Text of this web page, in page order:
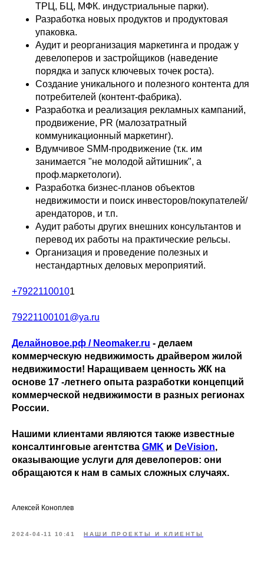
ТРЦ, БЦ, МФК. индустриальные парки).
Разработка новых продуктов и продуктовая
упаковка.
Аудит и реорганизация маркетинга и продаж у
девелоперов и застройщиков (наведение
порядка и запуск ключевых точек роста).
Создание уникального и полезного контента для
потребителей (контент-фабрика).
Разработка и реализация рекламных кампаний,
продвижение, PR (малозатратный
коммуникационный маркетинг).
Вдумчивое SMM-продвижение (т.к. им
занимается "не молодой айтишник", а
проф.маркетологи).
Разработка бизнес-планов объектов
недвижимости и поиск инвесторов/покупателей/
арендаторов, и т.п.
Аудит работы других внешних консультантов и
перевод их работы на практические рельсы.
Организация и проведение полезных и
нестандартных деловых мероприятий.
+79221100101
79221100101@ya.ru
Делайновое.рф / Neomaker.ru - делаем
коммерческую недвижимость драйвером жилой
недвижимости! Наращиваем ценность ЖК на
основе 17 -летнего опыта разработки концепций
коммерческой недвижимости в разных регионах
России.
Нашими клиентами являются также известные
консалтинговые агентства GMK и DeVision,
оказывающие услуги для девелоперов: они
обращаются к нам в самых сложных случаях.
Алексей Коноплев
2024-04-11 10:41 НАШИ ПРОЕКТЫ И КЛИЕНТЫ